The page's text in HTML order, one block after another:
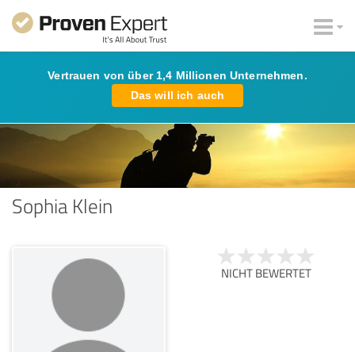
Vertrauen von über 1,4 Millionen Unternehmen.
Das will ich auch
Sophia Klein
NICHT BEWERTET